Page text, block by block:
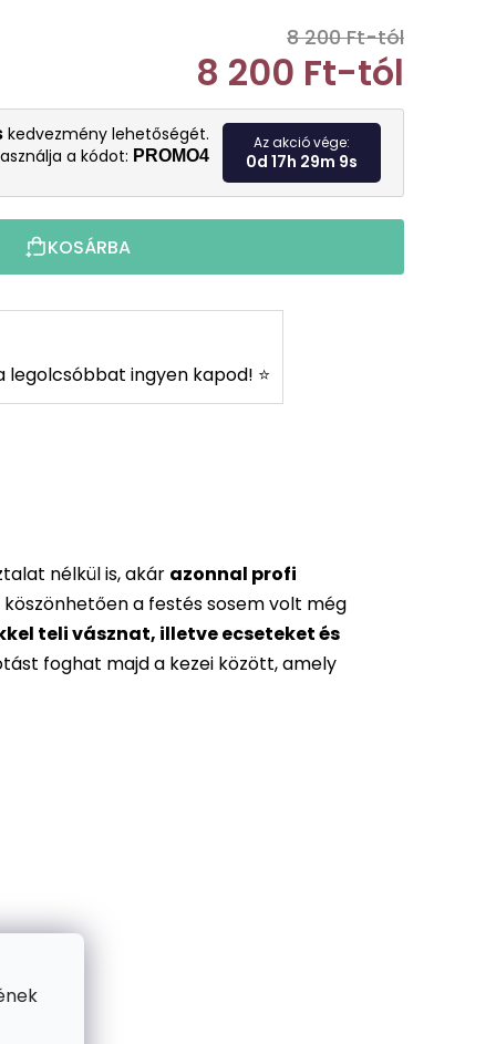
8 200 Ft-tól
8 200 Ft-tól
Egységár:
kedvezmény lehetőségét.
a kódot: PROMO4
Az akció vége:
0d 17h 29m 8s
KOSÁRBA
legolcsóbbat ingyen kapod! ⭐
nélkül is, akár azonnal profi
a festés sosem volt még
teli vásznat, illetve ecseteket és
foghat majd a kezei között, amely